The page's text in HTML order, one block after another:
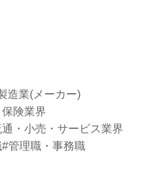
造業(メーカー)
険業界
通・小売・サービス業界
管理職・事務職